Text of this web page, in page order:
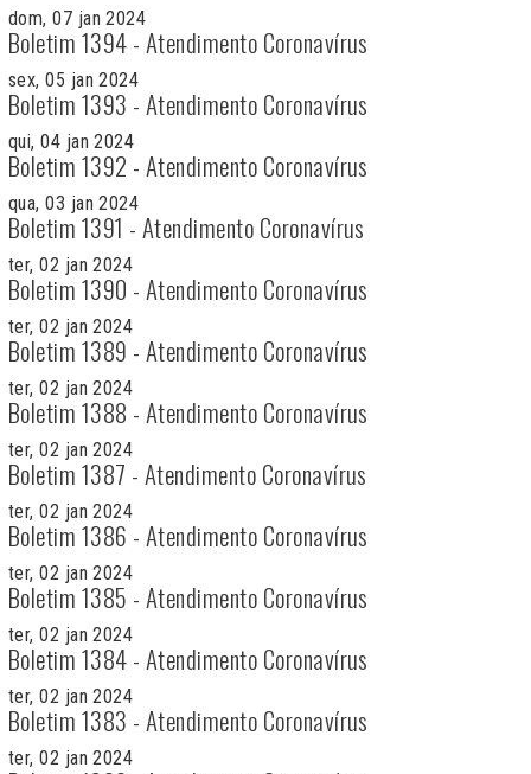
dom, 07 jan 2024
Boletim 1394 - Atendimento Coronavírus
sex, 05 jan 2024
Boletim 1393 - Atendimento Coronavírus
qui, 04 jan 2024
Boletim 1392 - Atendimento Coronavírus
qua, 03 jan 2024
Boletim 1391 - Atendimento Coronavírus
ter, 02 jan 2024
Boletim 1390 - Atendimento Coronavírus
ter, 02 jan 2024
Boletim 1389 - Atendimento Coronavírus
ter, 02 jan 2024
Boletim 1388 - Atendimento Coronavírus
ter, 02 jan 2024
Boletim 1387 - Atendimento Coronavírus
ter, 02 jan 2024
Boletim 1386 - Atendimento Coronavírus
ter, 02 jan 2024
Boletim 1385 - Atendimento Coronavírus
ter, 02 jan 2024
Boletim 1384 - Atendimento Coronavírus
ter, 02 jan 2024
Boletim 1383 - Atendimento Coronavírus
ter, 02 jan 2024